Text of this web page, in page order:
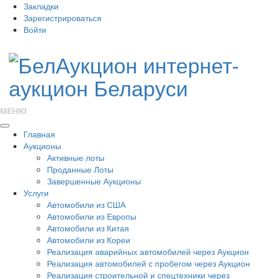
Закладки
Зарегистрироваться
Войти
МЕНЮ
Главная
Аукционы
Активные лоты
Проданные Лоты
Завершенные Аукционы
Услуги
Автомобили из США
Автомобили из Европы
Автомобили из Китая
Автомобили из Кореи
Реализация аварийных автомобилей через Аукцион
Реализация автомобилей с пробегом через Аукцион
Реализация строительной и спецтехники через